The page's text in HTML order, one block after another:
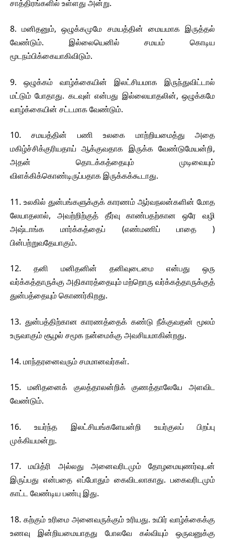
சாத்திரங்களில் உள்ளது அன்று.
8. மனிதனும், ஒழுக்கமுமே சமயத்தின் மையமாக இருத்தல்
வேண்டும். இல்லையெனில் சமயம் கொடிய
மூடநம்பிக்கையாகிவிடும்.
9. ஒழுக்கம் வாழ்க்கையின் இலட்சியமாக இருந்துவிட்டால்
மட்டும் போதாது. கடவுள் என்பது இல்லையாதலின், ஒழுக்கமே
வாழ்க்கையின் சட்டமாக வேண்டும்.
10. சமயத்தின் பணி உலகை மாற்றியமைத்து அதை
மகிழ்ச்சிக்குரியதாய் ஆக்குவதாக இருக்க வேண்டுமேயன்றி,
அதன் தொடக்கத்தையும் முடிவையும்
விளக்கிக்கொண்டிருப்பதாக இருக்கக்கூடாது.
11. உலகில் துன்பங்களுக்குக் காரணம் ஆர்வநலன்களின் மோத
லேயாதலால், அவற்றிற்குத் தீர்வு காண்பதற்கான ஒரே வழி
அஷ்டாங்க மார்க்கத்தைப் (எண்மணிப் பாதை )
பின்பற்றுவதேயாகும்.
12. தனி மனிதனின் தனிவுடைமை என்பது ஒரு
வர்க்கத்தாருக்கு அதிகாரத்தையும் மற்றொரு வர்க்கத்தாருக்குத்
துன்பத்தையும் கொணர்கிறது.
13. துன்பத்திற்கான காரணத்தைக் கண்டு நீக்குவதன் மூலம்
உருவாகும் சூழல் சமூக நன்மைக்கு அவசியமாகின்றது.
14. மாந்தரனைவரும் சமமானவர்கள்.
15. மனிதனைக் குலத்தாலன்றிக் குணத்தாலேயே அளவிட
வேண்டும்.
16. உயர்ந்த இலட்சியங்களேயன்றி உயர்குலப் பிறப்பு
முக்கியமன்று.
17. மயித்ரி அல்லது அனைவரிடமும் தோழமையுணர்வுடன்
இருப்பது என்பதை எப்போதும் கைவிடலாகாது. பகைவரிடமும்
காட்ட வேண்டிய பண்பு இது.
18. கற்கும் உரிமை அனைவருக்கும் உரியது. உயிர் வாழ்க்கைக்கு
உணவு இன்றியமையாதது போலவே கல்வியும் ஒருவனுக்கு